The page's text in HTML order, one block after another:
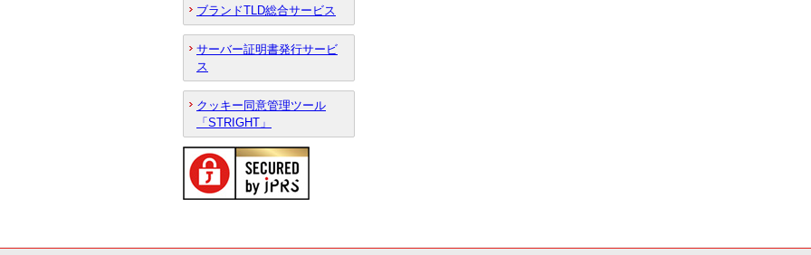
ブランドTLD総合サービス
サーバー証明書発行サービ
ス
クッキー同意管理ツール
「STRIGHT」